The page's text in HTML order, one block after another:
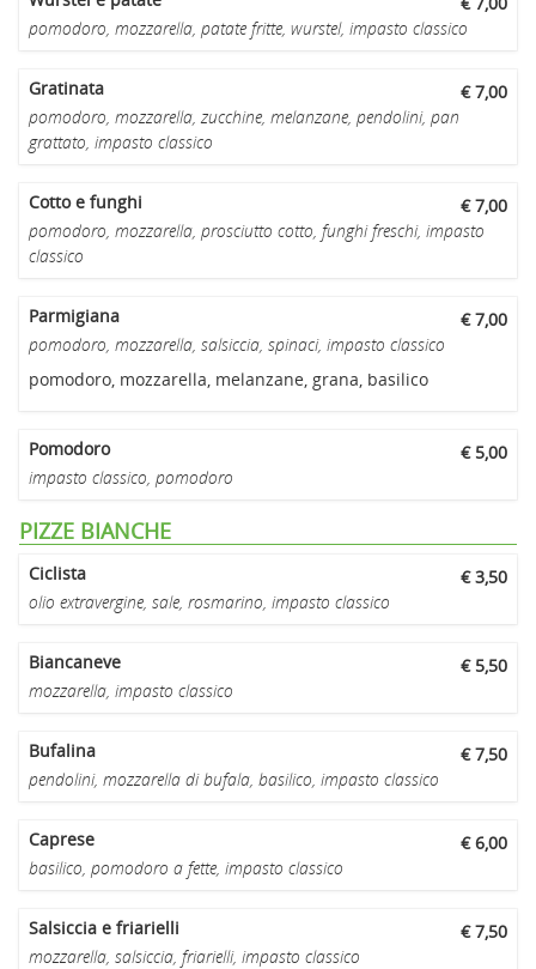
pomodoro, mozzarella, patate fritte, wurstel, impasto classico
Gratinata
€ 7,00
pomodoro, mozzarella, zucchine, melanzane, pendolini, pan
grattato, impasto classico
Cotto e funghi
€ 7,00
pomodoro, mozzarella, prosciutto cotto, funghi freschi, impasto
classico
Parmigiana
€ 7,00
pomodoro, mozzarella, salsiccia, spinaci, impasto classico
pomodoro, mozzarella, melanzane, grana, basilico
Pomodoro
€ 5,00
impasto classico, pomodoro
PIZZE BIANCHE
Ciclista
€ 3,50
olio extravergine, sale, rosmarino, impasto classico
Biancaneve
€ 5,50
mozzarella, impasto classico
Bufalina
€ 7,50
pendolini, mozzarella di bufala, basilico, impasto classico
Caprese
€ 6,00
basilico, pomodoro a fette, impasto classico
Salsiccia e friarielli
€ 7,50
mozzarella, salsiccia, friarielli, impasto classico